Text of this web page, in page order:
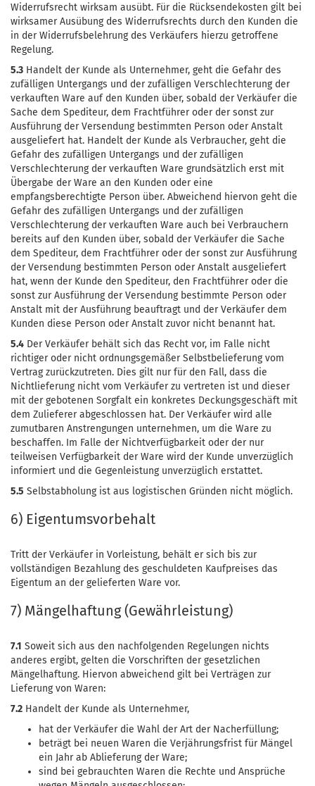
Widerrufsrecht wirksam ausübt. Für die Rücksendekosten gilt bei
wirksamer Ausübung des Widerrufsrechts durch den Kunden die
in der Widerrufsbelehrung des Verkäufers hierzu getroffene
Regelung.
5.3 Handelt der Kunde als Unternehmer, geht die Gefahr des
zufälligen Untergangs und der zufälligen Verschlechterung der
verkauften Ware auf den Kunden über, sobald der Verkäufer die
Sache dem Spediteur, dem Frachtführer oder der sonst zur
Ausführung der Versendung bestimmten Person oder Anstalt
ausgeliefert hat. Handelt der Kunde als Verbraucher, geht die
Gefahr des zufälligen Untergangs und der zufälligen
Verschlechterung der verkauften Ware grundsätzlich erst mit
Übergabe der Ware an den Kunden oder eine
empfangsberechtigte Person über. Abweichend hiervon geht die
Gefahr des zufälligen Untergangs und der zufälligen
Verschlechterung der verkauften Ware auch bei Verbrauchern
bereits auf den Kunden über, sobald der Verkäufer die Sache
dem Spediteur, dem Frachtführer oder der sonst zur Ausführung
der Versendung bestimmten Person oder Anstalt ausgeliefert
hat, wenn der Kunde den Spediteur, den Frachtführer oder die
sonst zur Ausführung der Versendung bestimmte Person oder
Anstalt mit der Ausführung beauftragt und der Verkäufer dem
Kunden diese Person oder Anstalt zuvor nicht benannt hat.
5.4 Der Verkäufer behält sich das Recht vor, im Falle nicht
richtiger oder nicht ordnungsgemäßer Selbstbelieferung vom
Vertrag zurückzutreten. Dies gilt nur für den Fall, dass die
Nichtlieferung nicht vom Verkäufer zu vertreten ist und dieser
mit der gebotenen Sorgfalt ein konkretes Deckungsgeschäft mit
dem Zulieferer abgeschlossen hat. Der Verkäufer wird alle
zumutbaren Anstrengungen unternehmen, um die Ware zu
beschaffen. Im Falle der Nichtverfügbarkeit oder der nur
teilweisen Verfügbarkeit der Ware wird der Kunde unverzüglich
informiert und die Gegenleistung unverzüglich erstattet.
5.5 Selbstabholung ist aus logistischen Gründen nicht möglich.
6) Eigentumsvorbehalt
Tritt der Verkäufer in Vorleistung, behält er sich bis zur
vollständigen Bezahlung des geschuldeten Kaufpreises das
Eigentum an der gelieferten Ware vor.
7) Mängelhaftung (Gewährleistung)
7.1 Soweit sich aus den nachfolgenden Regelungen nichts
anderes ergibt, gelten die Vorschriften der gesetzlichen
Mängelhaftung. Hiervon abweichend gilt bei Verträgen zur
Lieferung von Waren:
7.2 Handelt der Kunde als Unternehmer,
hat der Verkäufer die Wahl der Art der Nacherfüllung;
beträgt bei neuen Waren die Verjährungsfrist für Mängel
ein Jahr ab Ablieferung der Ware;
sind bei gebrauchten Waren die Rechte und Ansprüche